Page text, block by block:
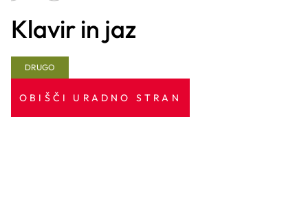
Klavir in jaz
DRUGO
OBIŠČI URADNO STRAN